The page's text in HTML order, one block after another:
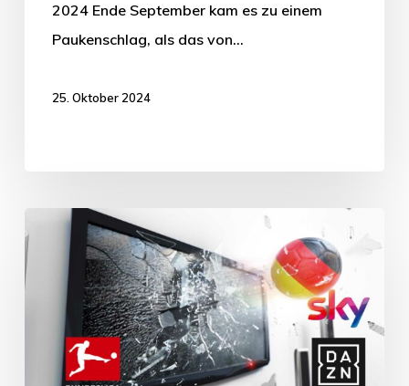
2024 Ende September kam es zu einem
Paukenschlag, als das von…
25. Oktober 2024